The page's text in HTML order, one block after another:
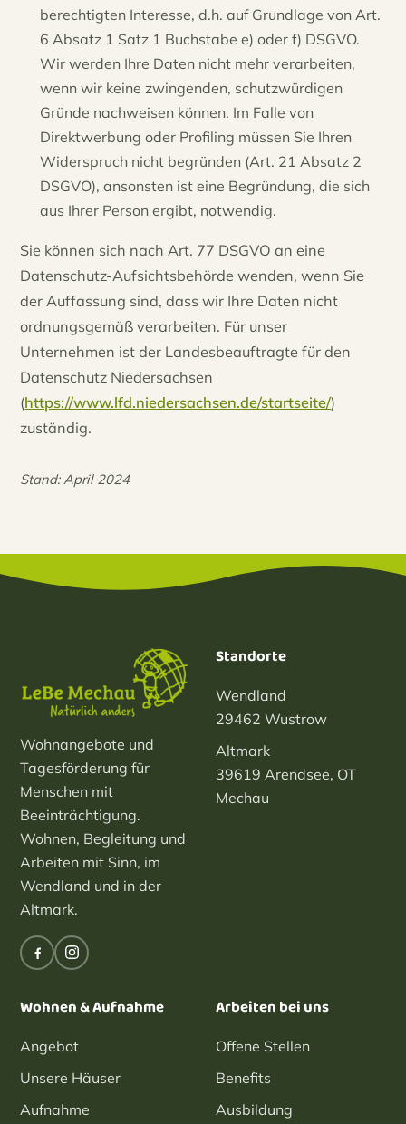
berechtigten Interesse, d.h. auf Grundlage von Art.
6 Absatz 1 Satz 1 Buchstabe e) oder f) DSGVO.
Wir werden Ihre Daten nicht mehr verarbeiten,
wenn wir keine zwingenden, schutzwürdigen
Gründe nachweisen können. Im Falle von
Direktwerbung oder Profiling müssen Sie Ihren
Widerspruch nicht begründen (Art. 21 Absatz 2
DSGVO), ansonsten ist eine Begründung, die sich
aus Ihrer Person ergibt, notwendig.
Sie können sich nach Art. 77 DSGVO an eine
Datenschutz-Aufsichtsbehörde wenden, wenn Sie
der Auffassung sind, dass wir Ihre Daten nicht
ordnungsgemäß verarbeiten. Für unser
Unternehmen ist der Landesbeauftragte für den
Datenschutz Niedersachsen
(https://www.lfd.niedersachsen.de/startseite/)
zuständig.
Stand: April 2024
Wohnangebote und
Tagesförderung für
Menschen mit
Beeinträchtigung.
Wohnen, Begleitung und
Arbeiten mit Sinn, im
Wendland und in der
Altmark.
Standorte
Wendland
29462 Wustrow
Altmark
39619 Arendsee, OT
Mechau
Wohnen & Aufnahme
Angebot
Unsere Häuser
Aufnahme
Arbeiten bei uns
Offene Stellen
Benefits
Ausbildung